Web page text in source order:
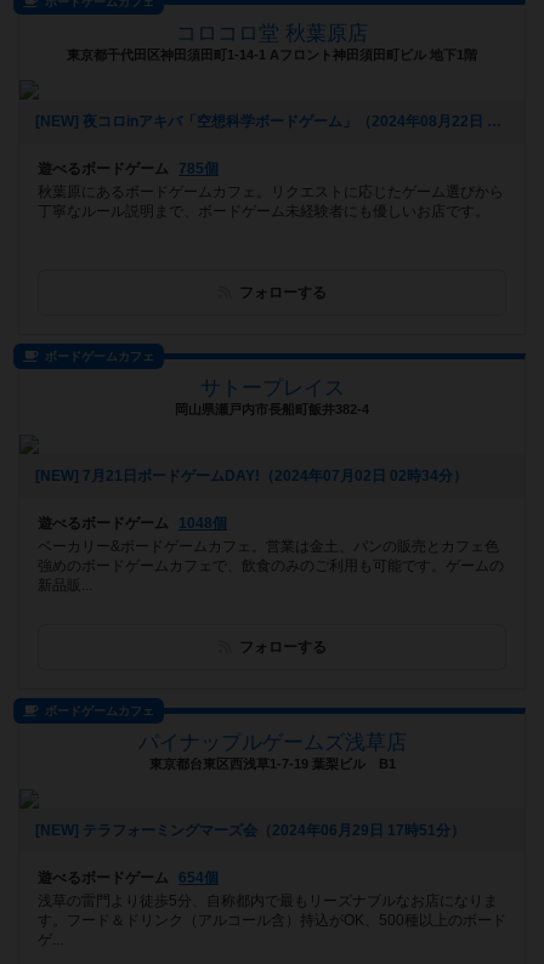
コロコロ堂 秋葉原店
東京都千代田区神田須田町1-14-1 Aフロント神田須田町ビル 地下1階
[NEW] 夜コロinアキバ「空想科学ボードゲーム」（2024年08月22日 18時03分）
遊べるボードゲーム
785個
秋葉原にあるボードゲームカフェ。リクエストに応じたゲーム選びから
丁寧なルール説明まで、ボードゲーム未経験者にも優しいお店です。
フォローする
ボードゲームカフェ
サトープレイス
岡山県瀬戸内市長船町飯井382-4
[NEW] 7月21日ボードゲームDAY!（2024年07月02日 02時34分）
遊べるボードゲーム
1048個
ベーカリー&ボードゲームカフェ。営業は金土、パンの販売とカフェ色
強めのボードゲームカフェで、飲食のみのご利用も可能です。ゲームの
新品販...
フォローする
ボードゲームカフェ
パイナップルゲームズ浅草店
東京都台東区西浅草1-7-19 葉梨ビル B1
[NEW] テラフォーミングマーズ会（2024年06月29日 17時51分）
遊べるボードゲーム
654個
浅草の雷門より徒歩5分、自称都内で最もリーズナブルなお店になりま
す。フード＆ドリンク（アルコール含）持込がOK、500種以上のボード
ゲ...